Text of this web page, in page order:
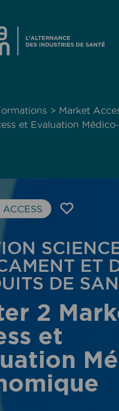
> Market
et Evaluation
ET
DE
2
et